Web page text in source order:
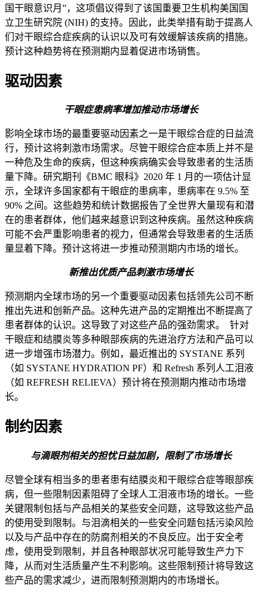
国干眼意识月”，这项倡议得到了该国重要卫生机构美国国
立卫生研究院 (NIH) 的支持。因此，此类举措有助于提高人
们对干眼综合症疾病的认识以及可有效缓解该疾病的措施。
预计这种趋势将在预测期内显着促进市场销售。
驱动因素
干眼症患病率增加推动市场增长
影响全球市场的最重要驱动因素之一是干眼综合症的日益流
行，预计这将刺激市场需求。尽管干眼综合症本质上并不是
一种危及生命的疾病，但这种疾病确实会导致患者的生活质
量下降。研究期刊《BMC 眼科》2020 年 1 月的一项估计显
示，全球许多国家都有干眼症的患病率，患病率在 9.5% 至
90% 之间。这些趋势和统计数据报告了全世界大量现有和潜
在的患者群体，他们越来越意识到这种疾病。虽然这种疾病
可能不会严重影响患者的视力，但通常会导致患者的生活质
量显着下降。预计这将进一步推动预测期内市场的增长。
新推出优质产品刺激市场增长
预测期内全球市场的另一个重要驱动因素包括领先公司不断
推出先进和创新产品。这种先进产品的定期推出不断提高了
患者群体的认识。这导致了对这些产品的强劲需求。 针对
干眼症和结膜炎等多种眼部疾病的先进治疗方法和产品可以
进一步增强市场潜力。例如，最近推出的 SYSTANE 系列
（如 SYSTANE HYDRATION PF）和 Refresh 系列人工泪液
（如 REFRESH RELIEVA）预计将在预测期内推动市场增
长。
制约因素
与滴眼剂相关的担忧日益加剧，限制了市场增长
尽管全球有相当多的患者患有结膜炎和干眼综合症等眼部疾
病，但一些限制因素阻碍了全球人工泪液市场的增长。一些
关键限制包括与产品相关的某些安全问题，这导致这些产品
的使用受到限制。与泪滴相关的一些安全问题包括污染风险
以及与产品中存在的防腐剂相关的不良反应。出于安全考
虑，使用受到限制，并且各种眼部状况可能导致生产力下
降，从而对生活质量产生不利影响。这些限制预计将导致这
些产品的需求减少，进而限制预测期内的市场增长。